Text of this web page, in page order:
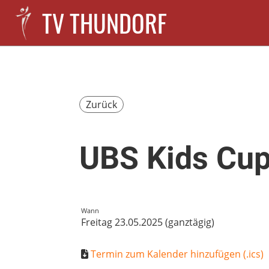
TV THUNDORF
Zurück
UBS Kids
Wann
Freitag 23.05.2025 (ganztägig)
Termin zum Kalender hinzufügen (.ics)